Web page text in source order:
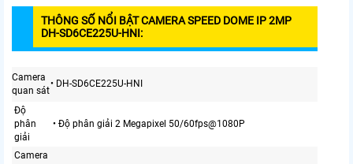
THÔNG SỐ NỔI BẬT CAMERA SPEED DOME IP 2MP
DH-SD6CE225U-HNI:
Camera
quan sát
• DH-SD6CE225U-HNI
Độ
phân
giải
• Độ phân giải 2 Megapixel 50/60fps@1080P
Camera